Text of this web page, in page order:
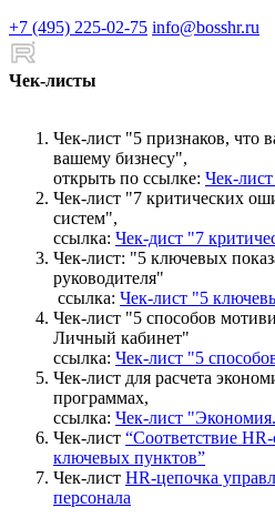
+7 (495) 225-02-75 info@bosshr.ru
Чек-листы
Чек-лист "5 признаков, что
вашему бизнесу",
открыть по ссылке: Чек-
Чек-лист "7 критических
систем",
ссылка: Чек-дист "7
Чек-лист: "5 ключевых
руководителя"
ссылка: Чек-лист "5
Чек-лист "5 способов
Личный кабинет"
ссылка: Чек-лист "5
Чек-лист для расчета
программах,
ссылка: Чек-лист
Чек-лист “Соответствие
ключевых пунктов”
Чек-лист HR-цепочка
персонала